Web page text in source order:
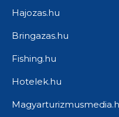
Hajozas.hu
Bringazas.hu
Fishing.hu
Hotelek.hu